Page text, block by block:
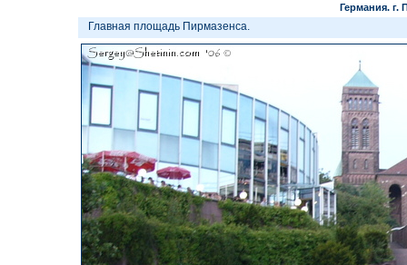
Германия. г.
Главная площадь Пирмазенса.